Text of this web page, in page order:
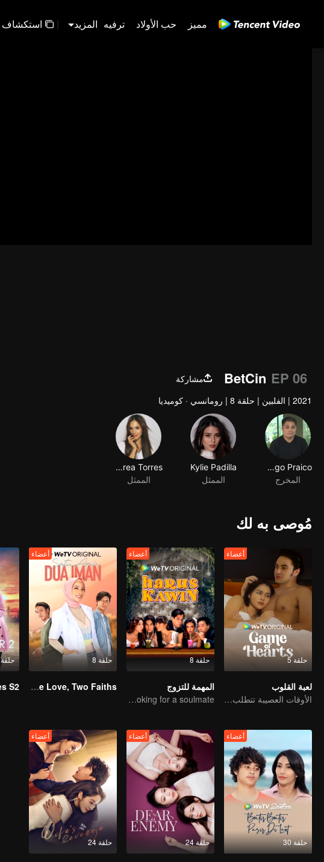
مميز حب الأولاد ترفيه المزيد | استكشاف
BetCin EP 06
مشاركة
2021
| الفلبين | حلقة 8 | رومانسي · كوميديا
Shugo Praico
المخرج
Kylie Padilla
الممثل
Andrea Torres
الممثل
مُوصى به لك
حلقة 5
أعضاء
لعبة القلوب
الأوقات العصيبة تتطلب عقد زواج
حلقة 8
أعضاء
المهمة للتزوج
The adventure of 5 friends looking for a soulmate!
حلقة 8
أعضاء
One Love, Two Faiths
حلقة 6
حلقة 30
أعضاء
حلقة 24
أعضاء
حلقة 24
أعضاء